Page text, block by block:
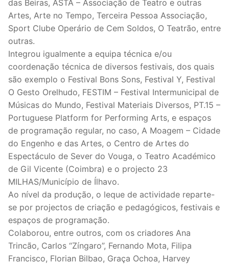
das Beiras, ASTA – Associação de Teatro e outras
Artes, Arte no Tempo, Terceira Pessoa Associação,
Sport Clube Operário de Cem Soldos, O Teatrão, entre
outras.
Integrou igualmente a equipa técnica e/ou
coordenação técnica de diversos festivais, dos quais
são exemplo o Festival Bons Sons, Festival Y, Festival
O Gesto Orelhudo, FESTIM – Festival Intermunicipal de
Músicas do Mundo, Festival Materiais Diversos, PT.15 –
Portuguese Platform for Performing Arts, e espaços
de programação regular, no caso, A Moagem – Cidade
do Engenho e das Artes, o Centro de Artes do
Espectáculo de Sever do Vouga, o Teatro Académico
de Gil Vicente (Coimbra) e o projecto 23
MILHAS/Município de Ílhavo.
Ao nível da produção, o leque de actividade reparte-
se por projectos de criação e pedagógicos, festivais e
espaços de programação.
Colaborou, entre outros, com os criadores Ana
Trincão, Carlos “Zíngaro”, Fernando Mota, Filipa
Francisco, Florian Bilbao, Graça Ochoa, Harvey